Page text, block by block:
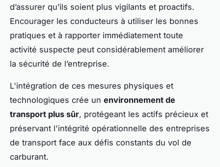
d’assurer qu’ils soient plus vigilants et proactifs.
Encourager les conducteurs à utiliser les bonnes
pratiques et à rapporter immédiatement toute
activité suspecte peut considérablement améliorer
la sécurité de l’entreprise.
L'intégration de ces mesures physiques et
technologiques crée un environnement de
transport plus sûr, protégeant les actifs précieux et
préservant l'intégrité opérationnelle des entreprises
de transport face aux défis constants du vol de
carburant.